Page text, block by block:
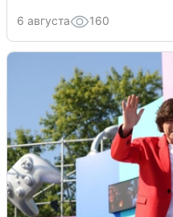
6 августа 160